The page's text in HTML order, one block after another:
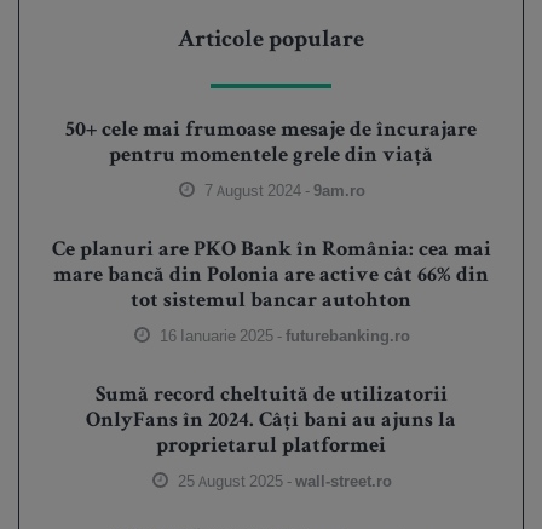
Articole populare
50+ cele mai frumoase mesaje de încurajare
pentru momentele grele din viață
7 August 2024 -9am.ro
Ce planuri are PKO Bank în România: cea mai
mare bancă din Polonia are active cât 66% din
tot sistemul bancar autohton
16 Ianuarie 2025 -futurebanking.ro
Sumă record cheltuită de utilizatorii
OnlyFans în 2024. Câți bani au ajuns la
proprietarul platformei
25 August 2025 -wall-street.ro